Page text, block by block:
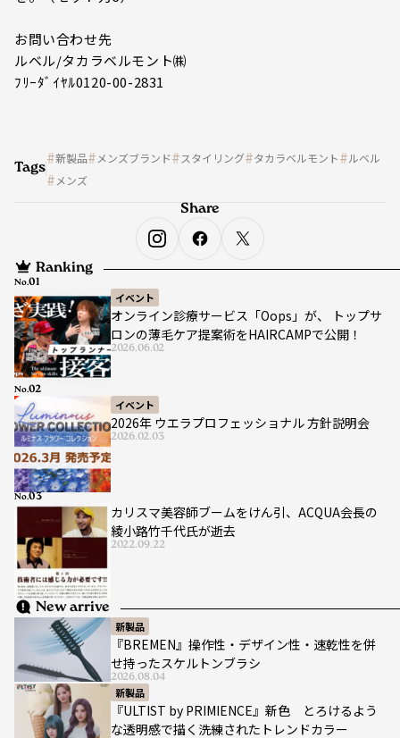
お問い合わせ先
ルベル/タカラベルモント㈱
ﾌﾘｰﾀﾞｲﾔﾙ0120-00-2831
Tags
新製品 メンズブランド スタイリング タカラベルモント
ルベル
メンズ
Ranking
イベント
オンライン診療サービス「Oops」が、 トップサ
ロンの薄毛ケア提案術をHAIRCAMPで公開！
2026.06.02
No.
イベント
2026年 ウエラプロフェッショナル 方針説明会
2026.02.03
No.
カリスマ美容師ブームをけん引、ACQUA会長の
綾小路竹千代氏が逝去
2022.09.22
No.
New arrive
新製品
『BREMEN』操作性・デザイン性・速乾性を併
せ持ったスケルトンブラシ
2026.08.04
新製品
『ULTIST by PRIMIENCE』新色 とろけるよう
な透明感で描く洗練されたトレンドカラー
Share